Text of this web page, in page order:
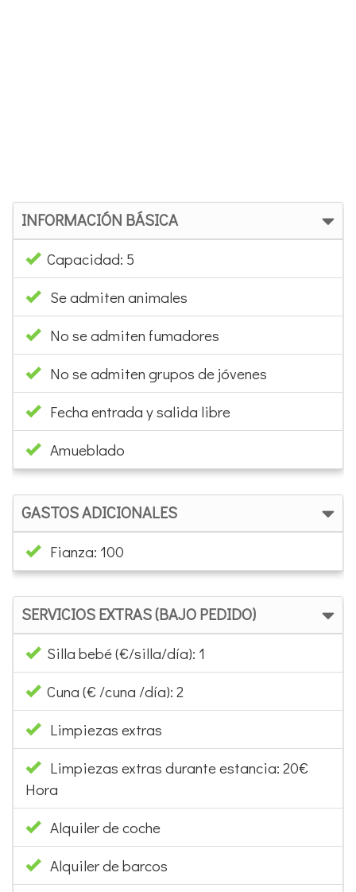
Se admiten animales
No se admiten fumadores
No se admiten grupos de jóvenes
Fecha entrada y salida libre
Amueblado
GASTOS ADICIONALES
SERVICIOS EXTRAS (BAJO PEDIDO)
Cuna (€ /cuna /día): 2
Limpiezas extras
Limpiezas extras durante estancia: 20€
Hora
Alquiler de coche
Alquiler de barcos
Reservas Wellness
Reservas Golf